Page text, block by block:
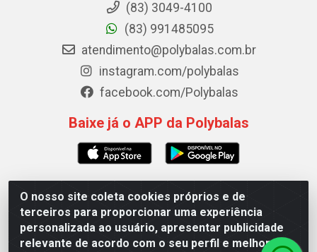
O nosso site coleta cookies próprios e de
terceiros para proporcionar uma experiência
personalizada ao usuário, apresentar publicidade
relevante de acordo com o seu perfil e melhorar a
(83) 3049-4100
(83) 991485095
atendimento@polybalas.com.br
instagram.com/polybalas
facebook.com/Polybalas
Baixe já o APP da Polybalas
Polybalas - Rua João Miguel de Souza, 173 Galpão B -
Ernesto Geisel, João Pessoa/PB - CEP 58.075-075 - CNPJ
00.909.327/0002-61